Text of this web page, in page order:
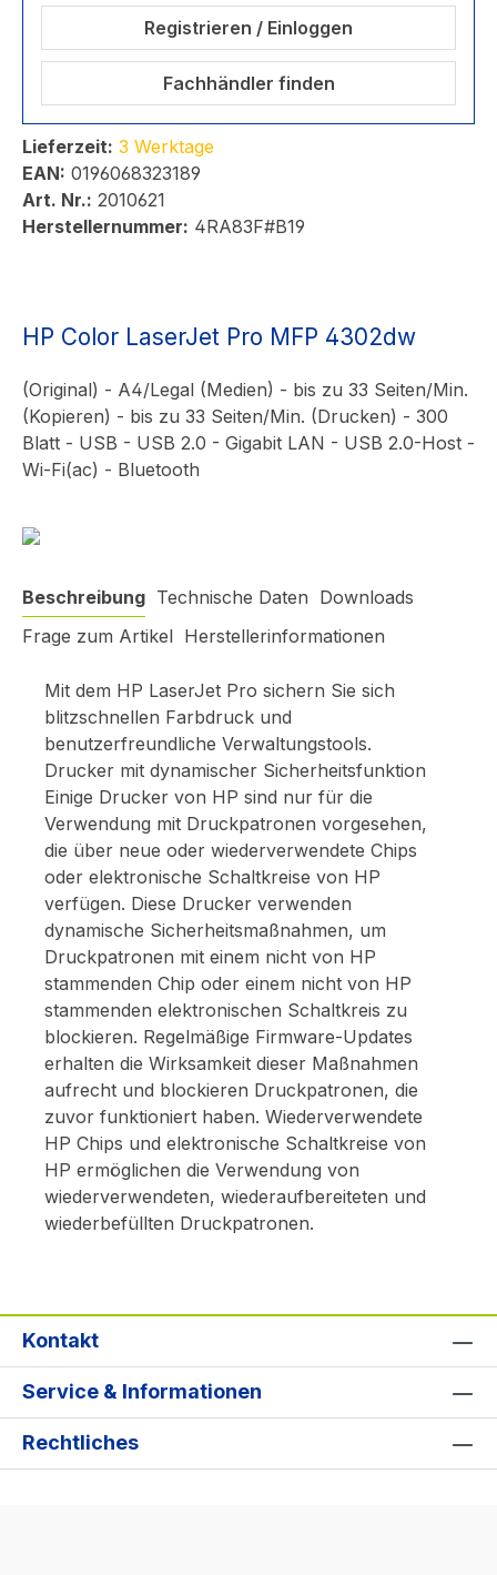
Registrieren / Einloggen
Fachhändler finden
Lieferzeit: 3 Werktage
EAN: 0196068323189
Art. Nr.: 2010621
Herstellernummer: 4RA83F#B19
HP Color LaserJet Pro MFP 4302dw
(Original) - A4/Legal (Medien) - bis zu 33 Seiten/Min.
(Kopieren) - bis zu 33 Seiten/Min. (Drucken) - 300
Blatt - USB - USB 2.0 - Gigabit LAN - USB 2.0-Host -
Wi-Fi(ac) - Bluetooth
Beschreibung Technische Daten Downloads
Frage zum Artikel Herstellerinformationen
Mit dem HP LaserJet Pro sichern Sie sich
blitzschnellen Farbdruck und
benutzerfreundliche Verwaltungstools.
Drucker mit dynamischer Sicherheitsfunktion
Einige Drucker von HP sind nur für die
Verwendung mit Druckpatronen vorgesehen,
die über neue oder wiederverwendete Chips
oder elektronische Schaltkreise von HP
verfügen. Diese Drucker verwenden
dynamische Sicherheitsmaßnahmen, um
Druckpatronen mit einem nicht von HP
stammenden Chip oder einem nicht von HP
stammenden elektronischen Schaltkreis zu
blockieren. Regelmäßige Firmware-Updates
erhalten die Wirksamkeit dieser Maßnahmen
aufrecht und blockieren Druckpatronen, die
zuvor funktioniert haben. Wiederverwendete
HP Chips und elektronische Schaltkreise von
HP ermöglichen die Verwendung von
wiederverwendeten, wiederaufbereiteten und
wiederbefüllten Druckpatronen.
Kontakt
Service & Informationen
Rechtliches